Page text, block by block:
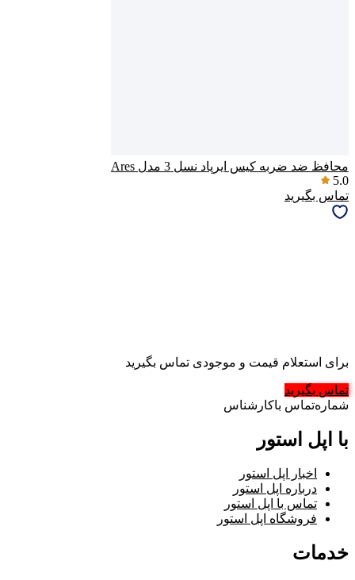
محافظ ضد ضربه کیس ایرپاد نسل 3 مدل Ares
5.0
تماس بگیرید
برای استعلام قیمت و موجودی تماس بگیرید
تماس بگیرید
شماره‌تماس‌ با‌کارشناس
با اپل استور
اخبار اپل استور
درباره اپل استور
تماس با اپل استور
فروشگاه اپل استور
خدمات